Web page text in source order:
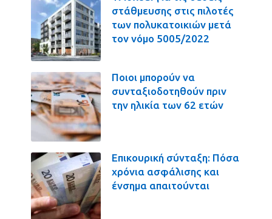
στάθμευσης στις πιλοτές
των πολυκατοικιών μετά
τον νόμο 5005/2022
Ποιοι μπορούν να
συνταξιοδοτηθούν πριν
την ηλικία των 62 ετών
Επικουρική σύνταξη: Πόσα
χρόνια ασφάλισης και
ένσημα απαιτούνται